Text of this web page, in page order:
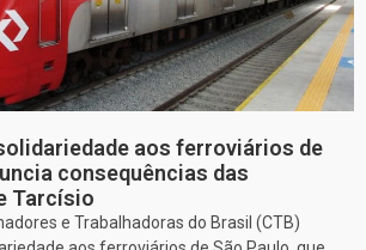
aos ferroviários de
consequências das
Tarcísio
e Trabalhadoras do Brasil (CTB)